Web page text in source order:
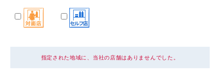
指定された地域に、当社の店舗はありませんでした。